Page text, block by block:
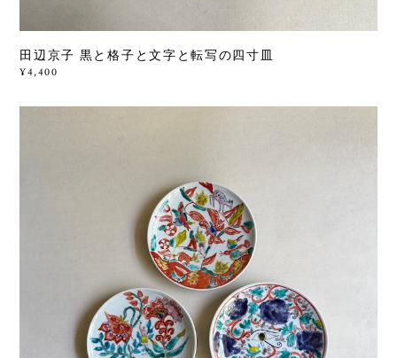
田辺京子 黒と格子と文字と転写の四寸皿
¥4,400